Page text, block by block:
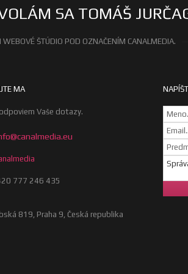
SA TOMÁŠ
ŠTÚDIO POD OZNAČENÍM CANALMEDIA.
MA
Vaše dotazy.
777 246 435
819, Praha 9, Česká republika